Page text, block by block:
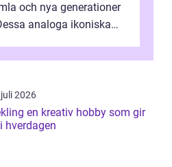
och nya generationer
analoga ikoniska
2026
hobby som gir
hverdagen